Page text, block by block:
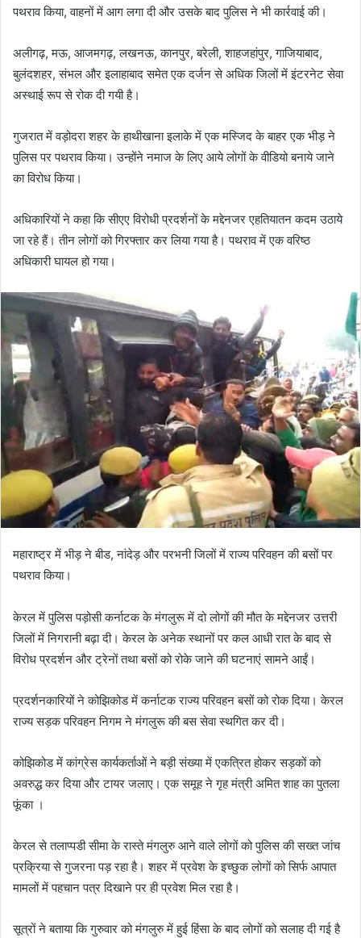
पथराव किया, वाहनों में आग लगा दी और उसके बाद पुलिस ने भी कार्रवाई की।
अलीगढ़, मऊ, आजमगढ़, लखनऊ, कानपुर, बरेली, शाहजहांपुर, गाजियाबाद,
बुलंदशहर, संभल और इलाहाबाद समेत एक दर्जन से अधिक जिलों में इंटरनेट सेवा
अस्थाई रूप से रोक दी गयी है।
गुजरात में वड़ोदरा शहर के हाथीखाना इलाके में एक मस्जिद के बाहर एक भीड़ ने
पुलिस पर पथराव किया। उन्होंने नमाज के लिए आये लोगों के वीडियो बनाये जाने
का विरोध किया।
अधिकारियों ने कहा कि सीएए विरोधी प्रदर्शनों के मद्देनजर एहतियातन कदम उठाये
जा रहे हैं। तीन लोगों को गिरफ्तार कर लिया गया है। पथराव में एक वरिष्ठ
अधिकारी घायल हो गया।
महाराष्ट्र में भीड़ ने बीड, नांदेड़ और परभनी जिलों में राज्य परिवहन की बसों पर
पथराव किया।
केरल में पुलिस पड़ोसी कर्नाटक के मंगलुरू में दो लोगों की मौत के मद्देनजर उत्तरी
जिलों में निगरानी बढ़ा दी। केरल के अनेक स्थानों पर कल आधी रात के बाद से
विरोध प्रदर्शन और ट्रेनों तथा बसों को रोके जाने की घटनाएं सामने आईं।
प्रदर्शनकारियों ने कोझिकोड में कर्नाटक राज्य परिवहन बसों को रोक दिया। केरल
राज्य सड़क परिवहन निगम ने मंगलुरू की बस सेवा स्थगित कर दी।
कोझिकोड में कांग्रेस कार्यकर्ताओं ने बड़ी संख्या में एकत्रित होकर सड़कों को
अवरुद्ध कर दिया और टायर जलाए। एक समूह ने गृह मंत्री अमित शाह का पुतला
फूंका ।
केरल से तलाप्पडी सीमा के रास्ते मंगलुरु आने वाले लोगों को पुलिस की सख्त जांच
प्रक्रिया से गुजरना पड़ रहा है। शहर में प्रवेश के इच्छुक लोगों को सिर्फ आपात
मामलों में पहचान पत्र दिखाने पर ही प्रवेश मिल रहा है।
सूत्रों ने बताया कि गुरुवार को मंगलुरु में हुई हिंसा के बाद लोगों को सलाह दी गई है